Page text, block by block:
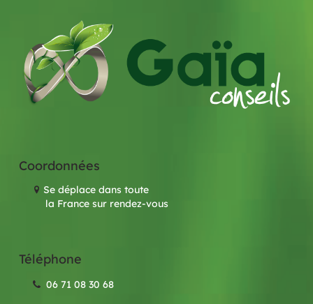
Coordonnées
Se déplace dans toute
la France sur rendez-vous
Téléphone
06 71 08 30 68